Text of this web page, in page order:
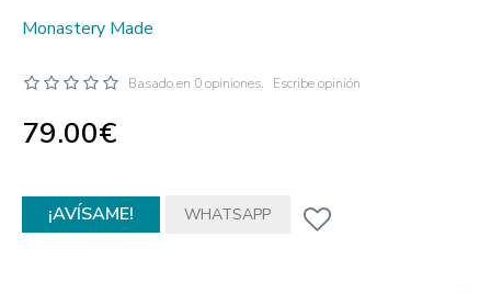
Monastery Made
Basado en 0 opiniones. Escribe opinión
79.00€
¡AVÍSAME! WHATSAPP